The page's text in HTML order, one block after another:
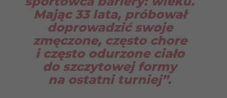
Mając 33 lata, próbował
doprowadzić swoje
zmęczone, często chore
i często odurzone ciało
do szczytowej formy
na ostatni turniej”.